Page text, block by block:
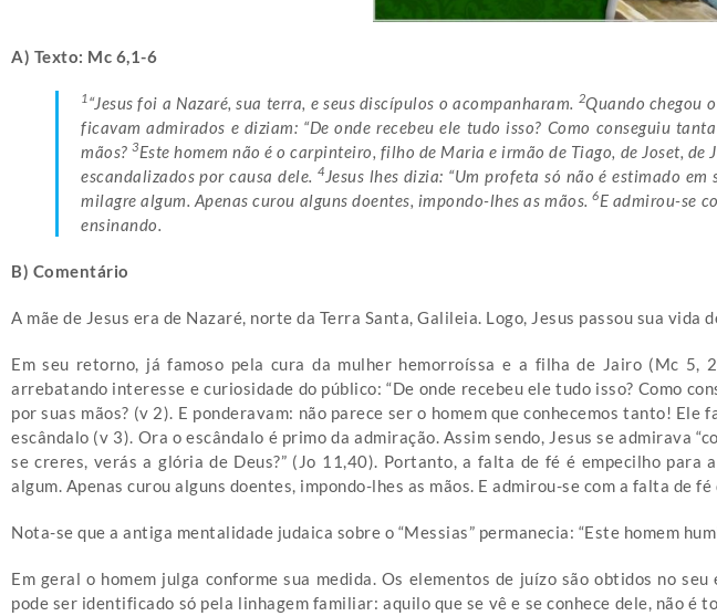
A) Texto: Mc 6,1-6
1 “Jesus foi a Nazaré, sua terra, e seus discípulos o acompanharam. 2Quando chegou
ficavam admirados e diziam: “De onde recebeu ele tudo isso? Como conseguiu
mãos?3Este homem não é o carpinteiro, filho de Maria e irmão de Tiago, de Joset, de
escandalizados por causa dele.4 Jesus lhes dizia: “Um profeta só não é estimado
milagre algum. Apenas curou alguns doentes, impondo-lhes as mãos.6E admirou-se
ensinando.
B) Comentário
A mãe de Jesus era de Nazaré, norte da Terra Santa, Galileia. Logo, Jesus passou sua
Em seu retorno, já famoso pela cura da mulher hemorroíssa e a filha de Jairo (Mc 5,
arrebatando interesse e curiosidade do público: “De onde recebeu ele tudo isso? Como
por suas mãos? (v 2). E ponderavam: não parece ser o homem que conhecemos tanto!
escândalo (v 3). Ora o escândalo é primo da admiração. Assim sendo, Jesus se admirava
se creres, verás a glória de Deus?” (Jo 11,40). Portanto, a falta de fé é empecilho para
algum. Apenas curou alguns doentes, impondo-lhes as mãos. E admirou-se com a falta de fé
Nota-se que a antiga mentalidade judaica sobre o “Messias” permanecia: “Este homem
Em geral o homem julga conforme sua medida. Os elementos de juízo são obtidos no
pode ser identificado só pela linhagem familiar: aquilo que se vê e se conhece dele, não é